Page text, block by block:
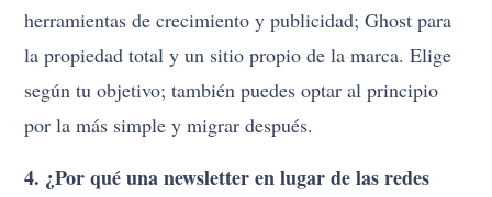
herramientas de crecimiento y publicidad; Ghost para
la propiedad total y un sitio propio de la marca. Elige
según tu objetivo; también puedes optar al principio
por la más simple y migrar después.
4. ¿Por qué una newsletter en lugar de las redes